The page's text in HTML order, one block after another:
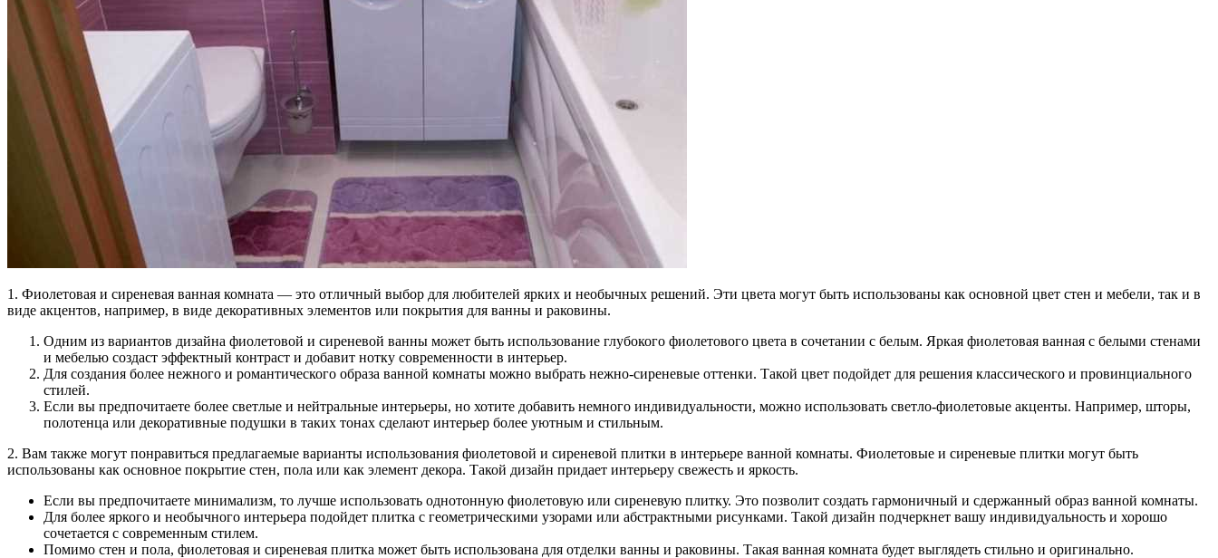
1. Фиолетовая и сиреневая ванная комната — это отличный выбор для любителей ярких и необычных решений. Эти цвета могут быть использованы как основной цвет стен и мебели, так и в
виде акцентов, например, в виде декоративных элементов или покрытия для ванны и раковины.
Одним из вариантов дизайна фиолетовой и сиреневой ванны может быть использование глубокого фиолетового цвета в сочетании с белым. Яркая фиолетовая ванная с белыми стенами
и мебелью создаст эффектный контраст и добавит нотку современности в интерьер.
Для создания более нежного и романтического образа ванной комнаты можно выбрать нежно-сиреневые оттенки. Такой цвет подойдет для решения классического и провинциального
стилей.
Если вы предпочитаете более светлые и нейтральные интерьеры, но хотите добавить немного индивидуальности, можно использовать светло-фиолетовые акценты. Например, шторы,
полотенца или декоративные подушки в таких тонах сделают интерьер более уютным и стильным.
2. Вам также могут понравиться предлагаемые варианты использования фиолетовой и сиреневой плитки в интерьере ванной комнаты. Фиолетовые и сиреневые плитки могут быть
использованы как основное покрытие стен, пола или как элемент декора. Такой дизайн придает интерьеру свежесть и яркость.
Если вы предпочитаете минимализм, то лучше использовать однотонную фиолетовую или сиреневую плитку. Это позволит создать гармоничный и сдержанный образ ванной комнаты.
Для более яркого и необычного интерьера подойдет плитка с геометрическими узорами или абстрактными рисунками. Такой дизайн подчеркнет вашу индивидуальность и хорошо
сочетается с современным стилем.
Помимо стен и пола, фиолетовая и сиреневая плитка может быть использована для отделки ванны и раковины. Такая ванная комната будет выглядеть стильно и оригинально.